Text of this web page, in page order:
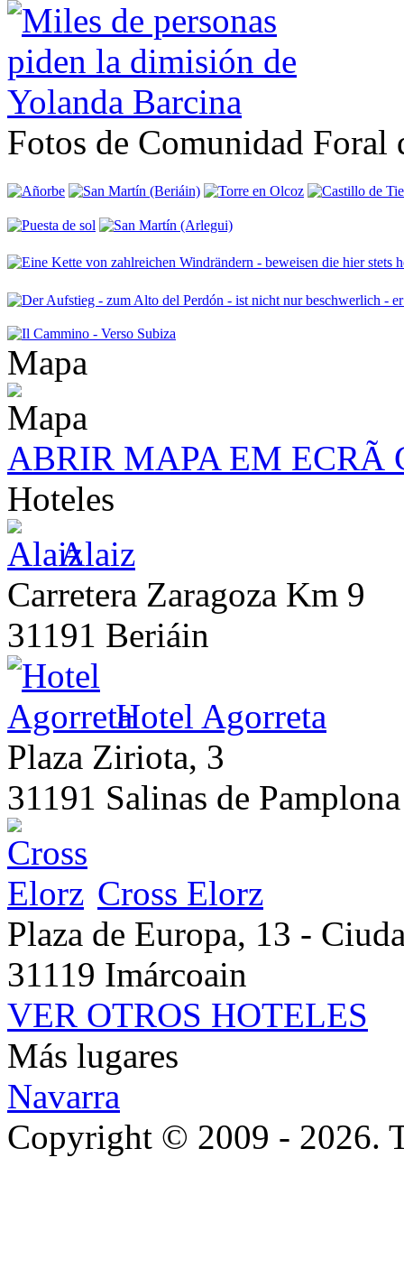
Fotos de Comunidad Foral
Mapa
ABRIR MAPA EM ECRÃ
Hoteles
Alaiz
Carretera Zaragoza Km 9
31191 Beriáin
Hotel Agorreta
Plaza Ziriota, 3
31191 Salinas de Pamplona
Cross Elorz
Plaza de Europa, 13 -
31119 Imárcoain
VER OTROS HOTELES
Más lugares
Navarra
Copyright © 2009 - 2026.